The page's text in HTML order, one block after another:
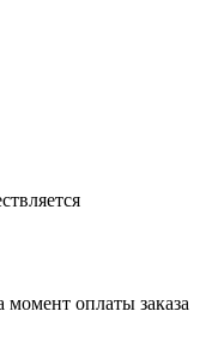
момент оплаты заказа